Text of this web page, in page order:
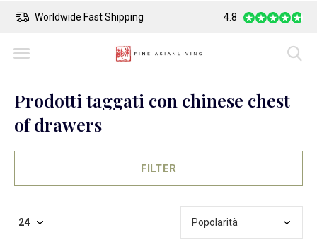
Worldwide Fast Shipping Safe Payment
4.8
Prodotti taggati con chinese chest
of drawers
FILTER